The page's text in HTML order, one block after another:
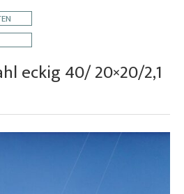
eckig 40/ 20×20/2,1